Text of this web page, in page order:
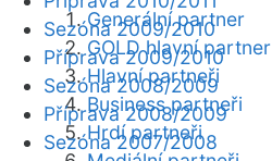
Generální partner
GOLD hlavní partner
Hlavní partneři
Business partneři
Hrdí partneři
Sezóna 2009/2010
Příprava 2009/2010
Sezóna 2008/2009
Příprava 2008/2009
Sezóna 2007/2008